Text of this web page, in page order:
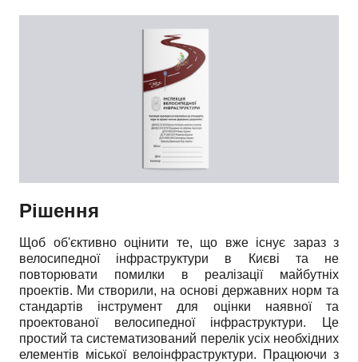
Рішення
Щоб об'єктивно оцінити те, що вже існує зараз з
велосипедної інфраструктури в Києві та не
повторювати помилки в реалізації майбутніх
проектів. Ми створили, на основі державних норм та
стандартів інструмент для оцінки наявної та
проектованої велосипедної інфраструктури. Це
простий та систематизований перелік усіх необхідних
елементів міської велоінфраструктури. Працюючи з